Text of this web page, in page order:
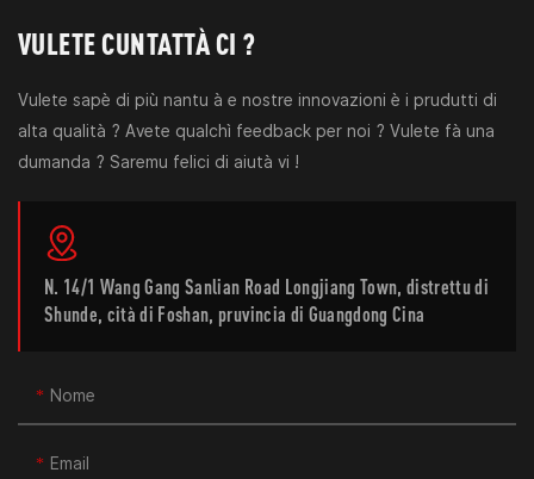
VULETE CUNTATTÀ CI ?
Vulete sapè di più nantu à e nostre innovazioni è i prudutti di
alta qualità ? Avete qualchì feedback per noi ? Vulete fà una
dumanda ? Saremu felici di aiutà vi !
N. 14/1 Wang Gang Sanlian Road Longjiang Town, distrettu di
Shunde, cità di Foshan, pruvincia di Guangdong Cina
Nome
Email